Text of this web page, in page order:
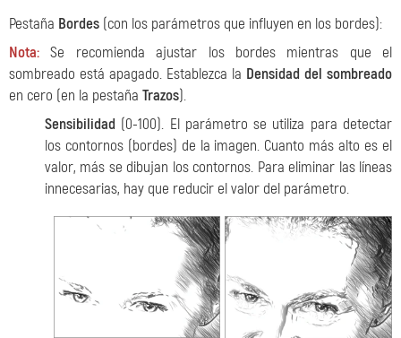
Pestaña Bordes (con los parámetros que influyen en los bordes):
Nota: Se recomienda ajustar los bordes mientras que el
sombreado está apagado. Establezca la Densidad del sombreado
en cero (en la pestaña Trazos).
Sensibilidad (0-100). El parámetro se utiliza para detectar
los contornos (bordes) de la imagen. Cuanto más alto es el
valor, más se dibujan los contornos. Para eliminar las líneas
innecesarias, hay que reducir el valor del parámetro.